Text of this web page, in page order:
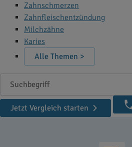
Zahnschmerzen
Zahnfleischentzündung
Milchzähne
Karies
Alle Themen >
Suchbegriff
Jetzt Vergleich starten